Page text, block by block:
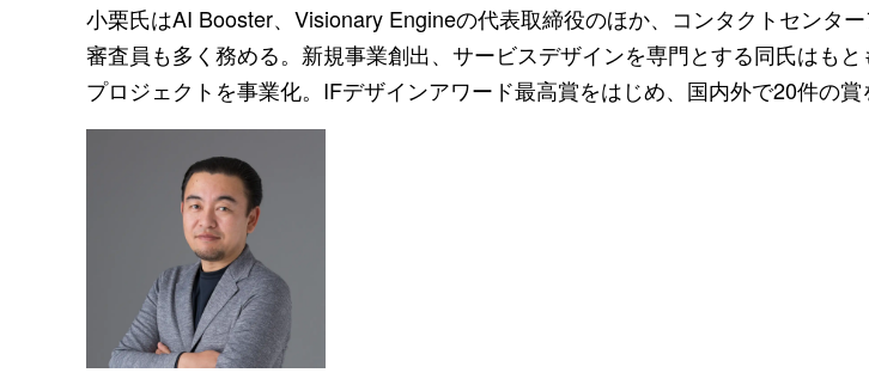
小栗氏はAI Booster、Visionary Engineの代表取締役のほか、コンタクトセンタ
審査員も多く務める。新規事業創出、サービスデザインを専門とする同氏はも
プロジェクトを事業化。IFデザインアワード最高賞をはじめ、国内外で20件の賞